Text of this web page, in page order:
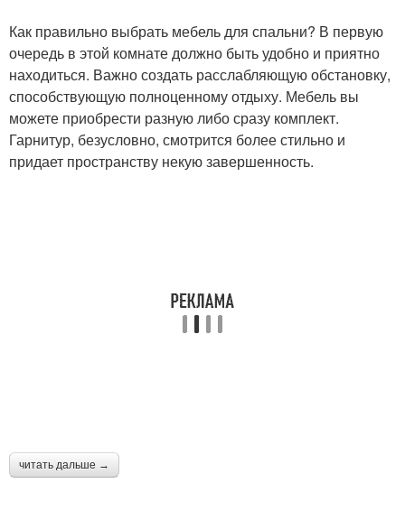
Как правильно выбрать мебель для спальни? В первую
очередь в этой комнате должно быть удобно и приятно
находиться. Важно создать расслабляющую обстановку,
способствующую полноценному отдыху. Мебель вы
можете приобрести разную либо сразу комплект.
Гарнитур, безусловно, смотрится более стильно и
придает пространству некую завершенность.
читать дальше →